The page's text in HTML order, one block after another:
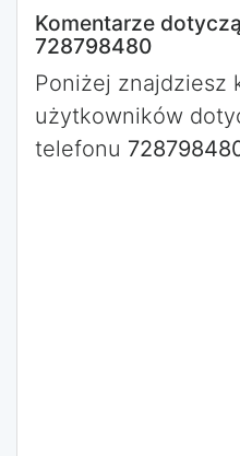
Komentarze
728798480
Poniżej znajdziesz
użytkowników
telefonu